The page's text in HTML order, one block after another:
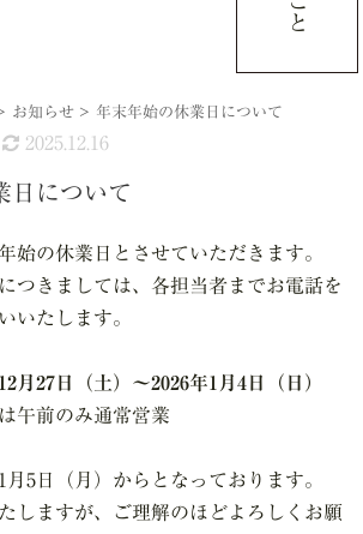
お知らせ > 年末年始の休業日について
2025.12.16
日について
始の休業日とさせていただきます。
つきましては、各担当者までお電話を
いたします。
月27日（土）～2026年1月4日（日）
午前のみ通常営業
月5日（月）からとなっております。
しますが、ご理解のほどよろしくお願
日々のこと
お問い合わせ
ご依頼の前に
プライバシーポリシー